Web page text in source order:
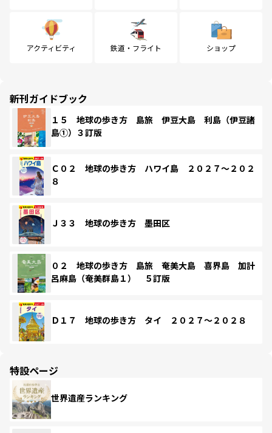
アクティビティ 鉄道・フライト ショップ
新刊ガイドブック
１５ 地球の歩き方 島旅 伊豆大島 利島（伊豆諸
島①）３訂版
Ｃ０２ 地球の歩き方 ハワイ島 ２０２７～２０２
８
Ｊ３３ 地球の歩き方 墨田区
０２ 地球の歩き方 島旅 奄美大島 喜界島 加計
呂麻島（奄美群島１） ５訂版
Ｄ１７ 地球の歩き方 タイ ２０２７～２０２８
特設ページ
世界遺産ランキング